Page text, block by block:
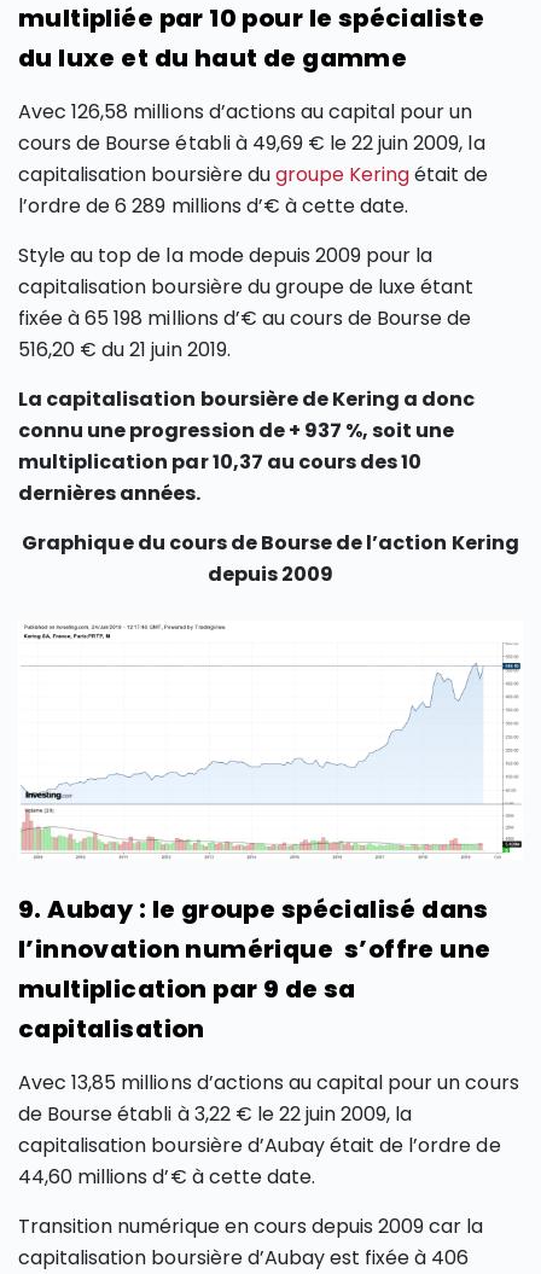
multipliée par 10 pour le spécialiste
du luxe et du haut de gamme
Avec 126,58 millions d’actions au capital pour un
cours de Bourse établi à 49,69 € le 22 juin 2009, la
capitalisation boursière dugroupe Keringétait de
l’ordre de 6 289 millions d’€ à cette date.
Style au top de la mode depuis 2009 pour la
capitalisation boursière du groupe de luxe étant
fixée à 65 198 millions d’€ au cours de Bourse de
516,20 € du 21 juin 2019.
La capitalisation boursière de Kering a donc
connu une progression de + 937 %, soit une
multiplication par 10,37 au cours des 10
dernières années.
Graphique du cours de Bourse de l’action Kering
depuis 2009
9. Aubay : le groupe spécialisé dans
l’innovation numérique s’offre une
multiplication par 9 de sa
capitalisation
Avec 13,85 millions d’actions au capital pour un cours
de Bourse établi à 3,22 € le 22 juin 2009, la
capitalisation boursière d’Aubay était de l’ordre de
44,60 millions d’€ à cette date.
Transition numérique en cours depuis 2009 car la
capitalisation boursière d’Aubay est fixée à 406